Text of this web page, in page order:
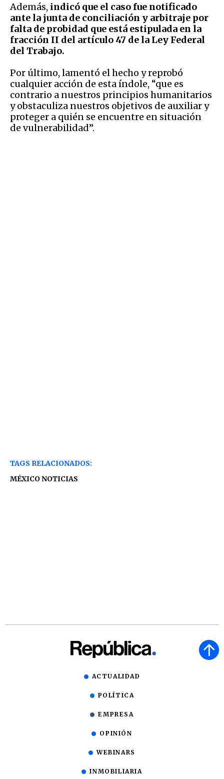
Además, indicó que el caso fue notificado
ante la junta de conciliación y arbitraje por
falta de probidad que está estipulada en la
fracción II del artículo 47 de la Ley Federal
del Trabajo.
Por último, lamentó el hecho y reprobó
cualquier acción de esta índole, “que es
contrario a nuestros principios humanitarios
y obstaculiza nuestros objetivos de auxiliar y
proteger a quién se encuentre en situación
de vulnerabilidad”.
TAGS RELACIONADOS:
MÉXICO NOTICIAS
ACTUALIDAD
POLÍTICA
EMPRESA
OPINIÓN
WEBINARS
INMOBILIARIA